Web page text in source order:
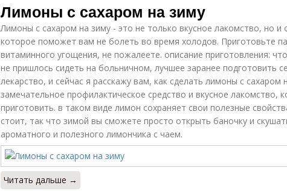
Лимоны с сахаром на зиму
Лимоны с сахаром на зиму - это не только вкусное лакомство, но и
которое поможет вам не болеть во время холодов. Приготовьте
витаминного угощения, не пожалеете. описание приготовления:
не пришлось сидеть на больничном, лучшее заранее подготовить
лекарство, и сейчас я расскажу вам, как сделать лимоны с сахаром
замечательное профилактическое средство и вкусное лакомство,
приготовить. в таком виде лимон сохраняет свои полезные
стоит, так что зимой вы сможете просто открыть баночку и
ароматного и полезного лимончика с чаем.
Читать дальше →